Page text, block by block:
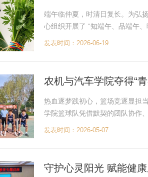
端午临仲夏，时清日复长。为弘
心组织开展了 “知端午、品端午
温馨、充实且富有文化气息的端
发表时间：2026-06-19
农机与汽车学院夺得“
热血逐梦践初心，篮场竞逐显担
学院篮球队凭借默契的团队协作
用汗水诠释了新时代青年学子“
发表时间：2026-05-07
守护心灵阳光 赋能健